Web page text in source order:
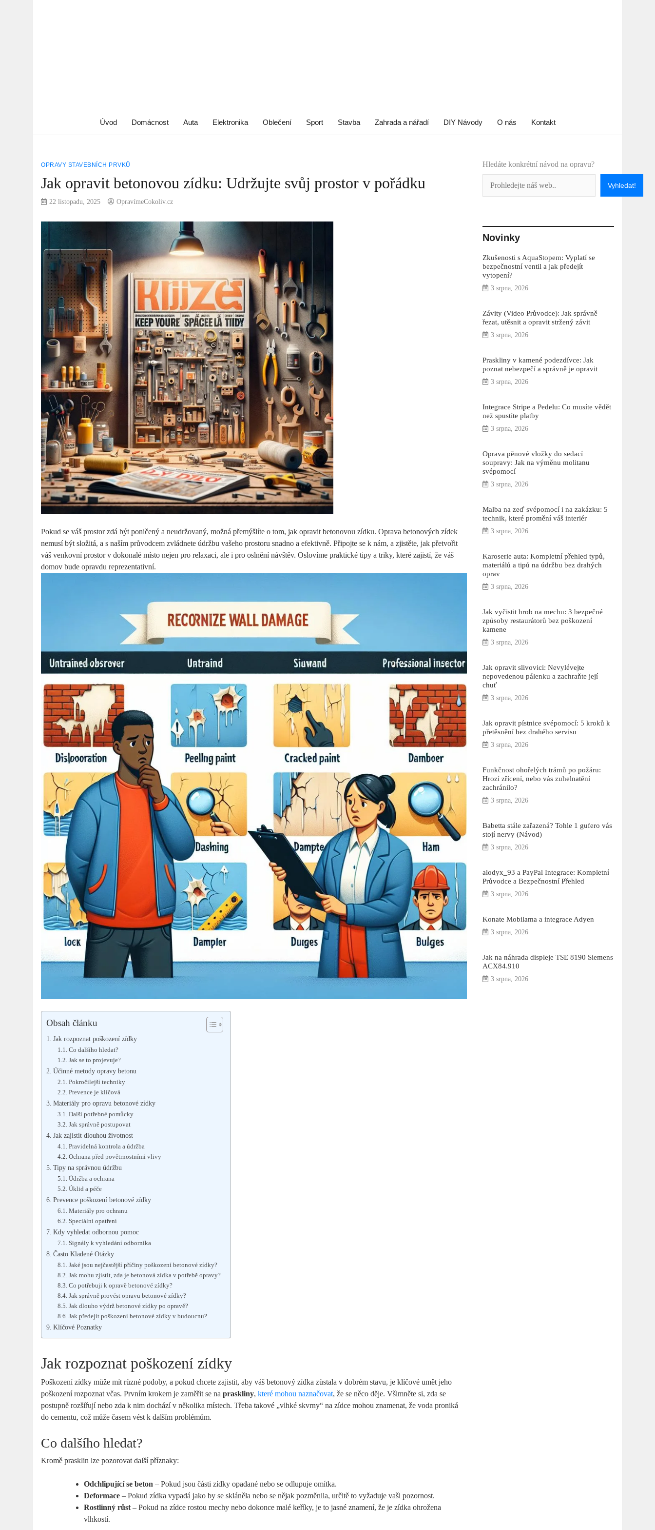
Úvod Domácnost Auta Elektronika Oblečení Sport Stavba Zahrada a nářadí DIY Návody O nás Kontakt
OPRAVY STAVEBNÍCH PRVKŮ
Jak opravit betonovou zídku: Udržujte svůj prostor v pořádku
22 listopadu, 2025 OpravímeCokoliv.cz
Pokud se váš prostor zdá být poničený a neudržovaný, možná přemýšlíte o tom, jak opravit betonovou zídku. Oprava betonových zídek
nemusí být složitá, a s naším průvodcem zvládnete údržbu vašeho prostoru snadno a efektivně. Připojte se k nám, a zjistěte, jak přetvořit
váš venkovní prostor v dokonalé místo nejen pro relaxaci, ale i pro oslnění návštěv. Oslovíme praktické tipy a triky, které zajistí, že váš
domov bude opravdu reprezentativní.
Obsah článku
Jak rozpoznat poškození zídky
Co dalšího hledat?
Jak se to projevuje?
Účinné metody opravy betonu
Pokročilejší techniky
Prevence je klíčová
Materiály pro opravu betonové zídky
Další potřebné pomůcky
Jak správně postupovat
Jak zajistit dlouhou životnost
Pravidelná kontrola a údržba
Ochrana před povětrnostními vlivy
Tipy na správnou údržbu
Údržba a ochrana
Úklid a péče
Prevence poškození betonové zídky
Materiály pro ochranu
Speciální opatření
Kdy vyhledat odbornou pomoc
Signály k vyhledání odborníka
Často Kladené Otázky
Jaké jsou nejčastější příčiny poškození betonové zídky?
Jak mohu zjistit, zda je betonová zídka v potřebě opravy?
Co potřebuji k opravě betonové zídky?
Jak správně provést opravu betonové zídky?
Jak dlouho výdrž betonové zídky po opravě?
Jak předejít poškození betonové zídky v budoucnu?
Klíčové Poznatky
Jak rozpoznat poškození zídky
Poškození zídky může mít různé podoby, a pokud chcete zajistit, aby váš betonový zídka zůstala v dobrém stavu, je klíčové umět jeho
poškození rozpoznat včas. Prvním krokem je zaměřit se napraskliny,které mohou naznačovat, že se něco děje. Všimněte si, zda se
postupně rozšiřují nebo zda k nim dochází v několika místech. Třeba takové „vlhké skvrny“ na zídce mohou znamenat, že voda proniká
do cementu, což může časem vést k dalším problémům.
Co dalšího hledat?
Kromě prasklin lze pozorovat další příznaky:
Odchlipující se beton – Pokud jsou části zídky opadané nebo se odlupuje omítka.
Deformace – Pokud zídka vypadá jako by se skláněla nebo se nějak pozměnila, určitě to vyžaduje vaši pozornost.
Rostlinný růst – Pokud na zídce rostou mechy nebo dokonce malé keříky, je to jasné znamení, že je zídka ohrožena
vlhkostí.
Hledáte konkrétní návod na opravu?
Vyhledat!
Novinky
Zkušenosti s AquaStopem: Vyplatí se
bezpečnostní ventil a jak předejít
vytopení?
3 srpna, 2026
Závity (Video Průvodce): Jak správně
řezat, utěsnit a opravit stržený závit
3 srpna, 2026
Praskliny v kamené podezdívce: Jak
poznat nebezpečí a správně je opravit
3 srpna, 2026
Integrace Stripe a Pedelu: Co musíte vědět
než spustíte platby
3 srpna, 2026
Oprava pěnové vložky do sedací
soupravy: Jak na výměnu molitanu
svépomocí
3 srpna, 2026
Malba na zeď svépomocí i na zakázku: 5
technik, které promění váš interiér
3 srpna, 2026
Karoserie auta: Kompletní přehled typů,
materiálů a tipů na údržbu bez drahých
oprav
3 srpna, 2026
Jak vyčistit hrob na mechu: 3 bezpečné
způsoby restaurátorů bez poškození
kamene
3 srpna, 2026
Jak opravit slivovici: Nevylévejte
nepovedenou pálenku a zachraňte její
chuť
3 srpna, 2026
Jak opravit pístnice svépomocí: 5 kroků k
přetěsnění bez drahého servisu
3 srpna, 2026
Funkčnost ohořelých trámů po požáru:
Hrozí zřícení, nebo vás zuhelnatění
zachránilo?
3 srpna, 2026
Babetta stále zařazená? Tohle 1 gufero vás
stojí nervy (Návod)
3 srpna, 2026
alodyx_93 a PayPal Integrace: Kompletní
Průvodce a Bezpečnostní Přehled
3 srpna, 2026
Konate Mobilama a integrace Adyen
3 srpna, 2026
Jak na náhrada displeje TSE 8190 Siemens
ACX84.910
3 srpna, 2026